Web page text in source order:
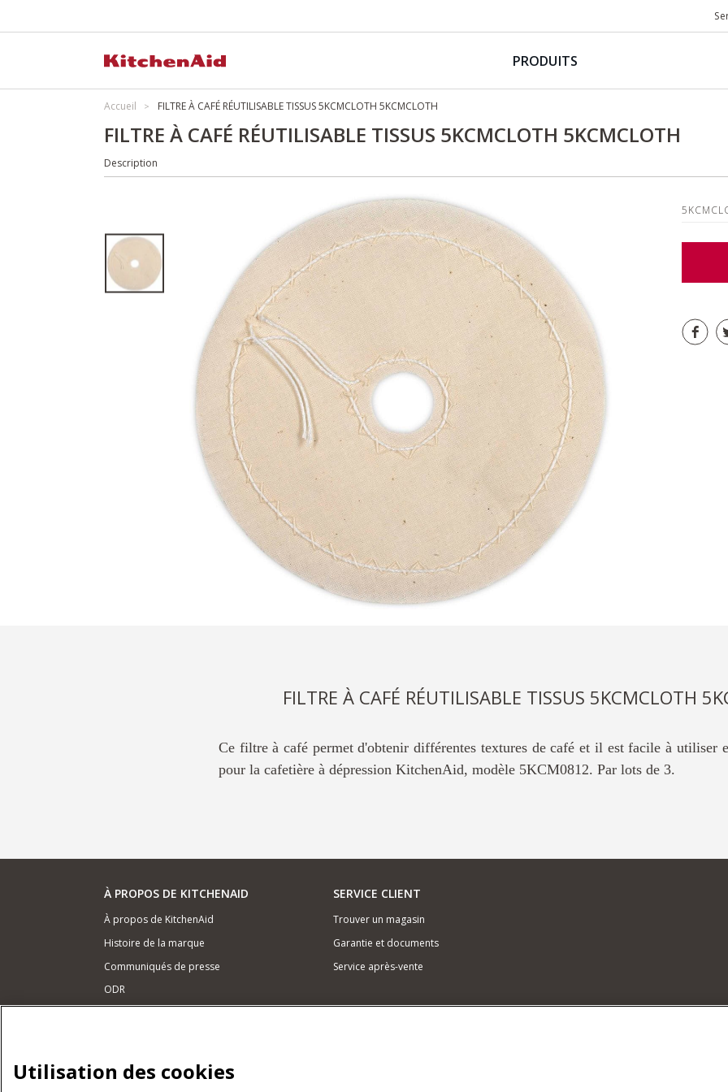
PRODUITS
Accueil FILTRE À CAFÉ RÉUTILISABLE TISSUS 5KCMCLOTH 5KCMCLOTH
FILTRE À CAFÉ RÉUTILISABLE TISSUS 5KCMCLOTH 5KCMCLOTH
Description
FILTRE À CAFÉ RÉUTILISABLE TISSUS 5KCMCLOTH
Ce filtre à café permet d'obtenir différentes textures de café et il est facile à utiliser
pour la cafetière à dépression KitchenAid, modèle 5KCM0812. Par lots de 3.
À PROPOS DE KITCHENAID
À propos de KitchenAid
Histoire de la marque
Communiqués de presse
ODR
Matériel de cuisine
SERVICE CLIENT
Trouver un magasin
Garantie et documents
Service après-vente
Utilisation des cookies